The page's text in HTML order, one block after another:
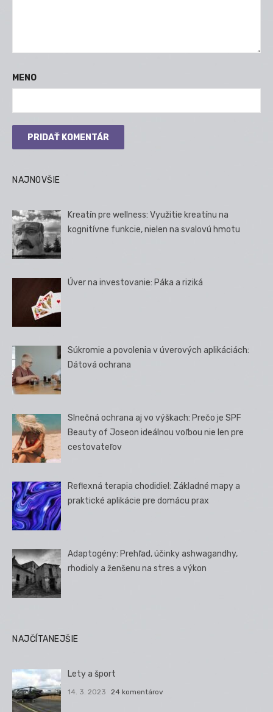
MENO
NAJNOVŠIE
Kreatín pre wellness: Využitie kreatínu na
kognitívne funkcie, nielen na svalovú hmotu
Úver na investovanie: Páka a riziká
Súkromie a povolenia v úverových aplikáciách:
Dátová ochrana
Slnečná ochrana aj vo výškach: Prečo je SPF
Beauty of Joseon ideálnou voľbou nie len pre
cestovateľov
Reflexná terapia chodidiel: Základné mapy a
praktické aplikácie pre domácu prax
Adaptogény: Prehľad, účinky ashwagandhy,
rhodioly a ženšenu na stres a výkon
NAJČÍTANEJŠIE
Lety a šport
14. 3. 2023 24 komentárov